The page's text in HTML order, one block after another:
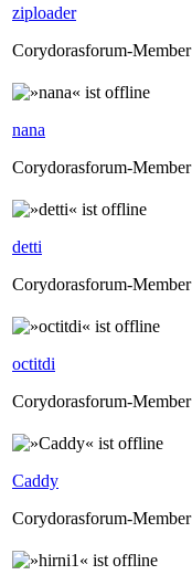
ziploader
Corydorasforum-Member
nana
Corydorasforum-Member
detti
Corydorasforum-Member
octitdi
Corydorasforum-Member
Caddy
Corydorasforum-Member